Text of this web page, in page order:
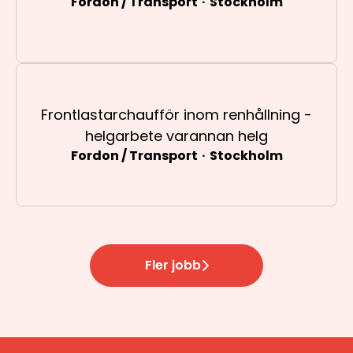
Frontlastarchaufför inom renhållning -
helgarbete varannan helg
Fordon / Transport · Stockholm
Fler jobb